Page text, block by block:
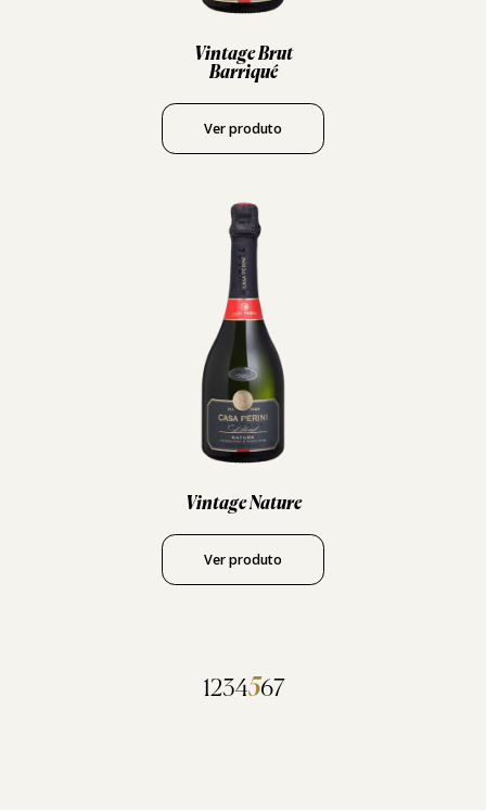
Vintage Brut
Barriqué
Ver produto
Vintage Nature
Ver produto
1234567